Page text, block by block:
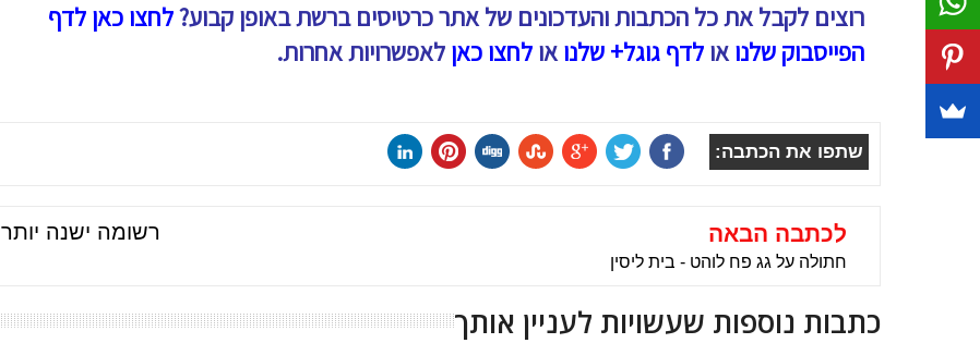
רוצים לקבל את כל הכתבות והעדכונים של אתר כרטיסים ברשת באופן קבוע?לחצו כאן לדף
הפייסבוק שלנואולדף גוגל+ שלנואולחצו כאן לאפשרויות אחרות.
שתפו את הכתבה:
לכתבה הבאה
חתולה על גג פח לוהט - בית ליסין
רשומה ישנה יותר
כתבות נוספות שעשויות לעניין אותך